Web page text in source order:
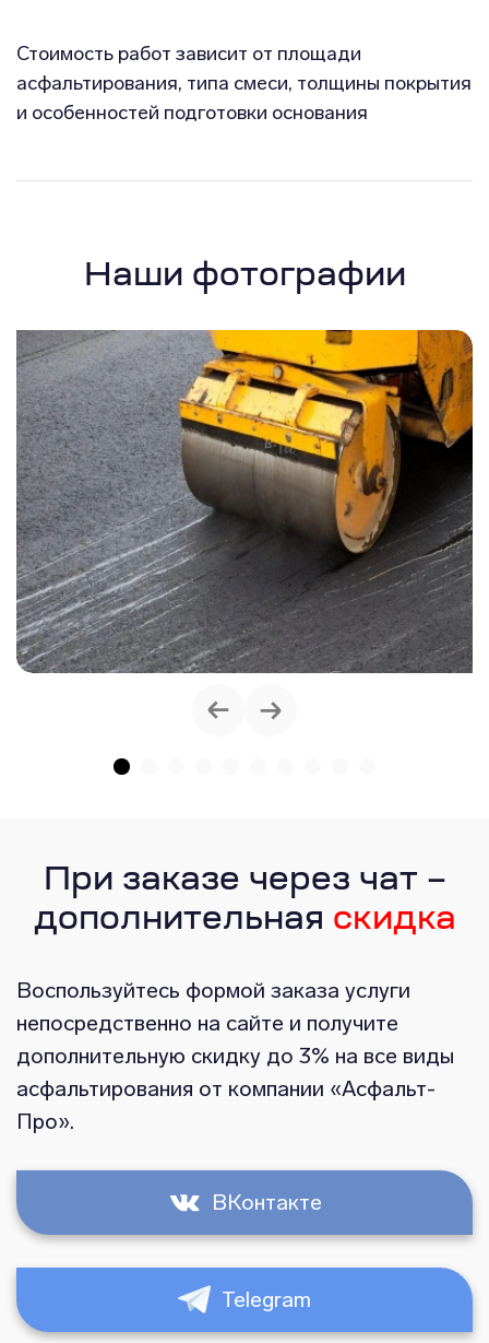
Стоимость работ зависит от площади
асфальтирования, типа смеси, толщины покрытия
и особенностей подготовки основания
Наши фотографии
При заказе через чат –
дополнительная скидка
Воспользуйтесь формой заказа услуги
непосредственно на сайте и получите
дополнительную скидку до 3% на все виды
асфальтирования от компании «Асфальт-
Про».
ВКонтакте
Telegram